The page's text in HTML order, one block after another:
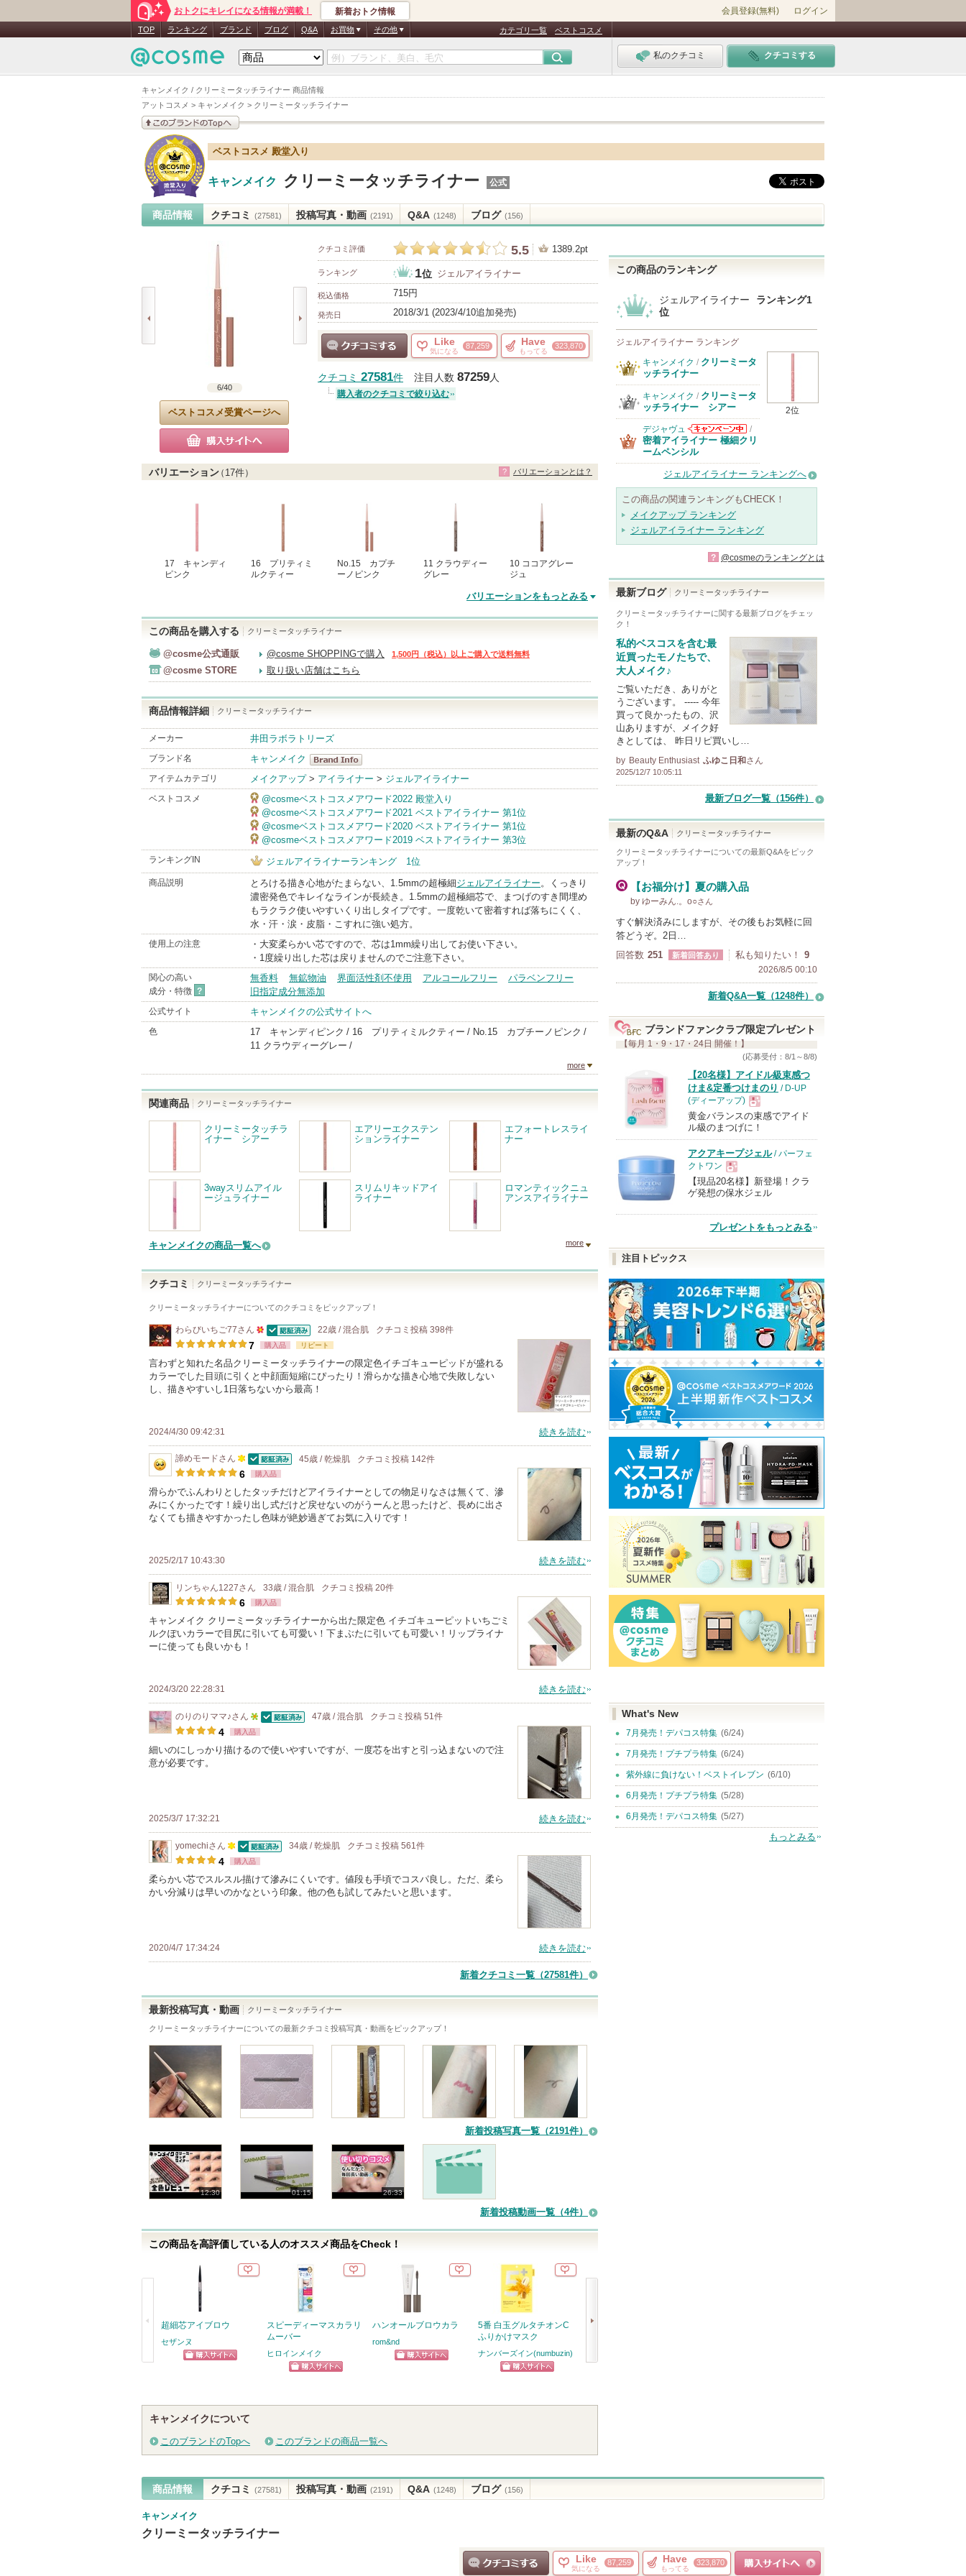
キャンメイク / クリーミータッチライナー 商品情報
アットコスメ > キャンメイク > クリーミータッチライナー
おトクにキレイになる情報が満載！ 新着おトク情報 会員登録(無料) ログイン
TOP ランキング ブランド ブログ Q&A お買物 その他 カテゴリ一覧 ベストコスメ
私のクチコミ クチコミする
このブランドの情報を
見る
ベストコスメ 殿堂入り
キャンメイク クリーミータッチライナー 公式
商品情報 クチコミ (27581) 投稿写真・動画 (2191) Q&A (1248) ブログ (156)
6/40
ベストコスメ受賞ページへ
購入サイトへ
クチコミ評価 5.5 1389.2pt
ランキング 1位 ジェルアイライナー
税込価格 715円
発売日 2018/3/1 (2023/4/10追加発売)
Like
気になる
87,259 Have
もってる
323,870
クチコミ 27581件 注目人数 87259人
購入者のクチコミで絞り込む
バリエーション（ 17件）
17 キャンディ
ピンク
16 プリティミ
ルクティー
No.15 カプチ
ーノピンク
11 クラウディー
グレー
10 ココアグレー
ジュ
バリエーションをもっとみる
バリエーションとは？
この商品を購入する クリーミータッチライナー
@cosme公式通販 @cosme SHOPPINGで購入 1,500円（税込）以上ご購入で送料無料
@cosme STORE 取り扱い店舗はこちら
商品情報詳細 クリーミータッチライナー
メーカー 井田ラボラトリーズ
ブランド名
キャンメイク
キャンメイク
BrandInfo
アイテムカテゴリ メイクアップ> アイライナー > ジェルアイライナー
ベストコスメ
@cosmeベストコスメアワード2022 殿堂入り
@cosmeベストコスメアワード2021 ベストアイライナー 第1位
@cosmeベストコスメアワード2020 ベストアイライナー 第1位
@cosmeベストコスメアワード2019 ベストアイライナー 第3位
ランキングIN ジェルアイライナーランキング 1位
商品説明 とろける描き心地がたまらない、1.5mmの超極細ジェルアイライナー。くっきり
濃密発色でキレイなラインが長続き。1.5mmの超極細芯で、まつげのすき間埋め
もラクラク使いやすいくり出しタイプです。一度乾いて密着すれば落ちにくく、
水・汗・涙・皮脂・こすれに強い処方。
使用上の注意
・大変柔らかい芯ですので、芯は1mm繰り出してお使い下さい。
・1度繰り出した芯は戻りませんのでご注意下さい。
関心の高い
成分・特徴 ?
無香料 無鉱物油 界面活性剤不使用 アルコールフリー
パラベンフリー
旧指定成分無添加
公式サイト キャンメイクの公式サイトへ
色 17 キャンディピンク 16 プリティミルクティー
No.15 カプチーノピンク
11 クラウディーグレー
more
関連商品 クリーミータッチライナー
クリーミータッチラ
イナー シアー
エアリーエクステン
ションライナー
エフォートレスライ
ナー
3wayスリムアイル
ージュライナー
スリムリキッドアイ
ライナー
ロマンティックニュ
アンスアイライナー
キャンメイクの商品一覧へ more
クチコミ クリーミータッチライナー
クリーミータッチライナーについてのクチコミをピックアップ！
わらびいちご77さん
50
人
以
上
ン
バ
ー
に
お
り
登
録
さ
ま
す
認証済
22歳 / 混合肌 クチコミ投稿 398件
7 購入品 リピート
言わずと知れた名品クリーミータッチライナーの限定色イチゴキューピッドが盛れる
カラーでした目頭に引くと中顔面短縮にぴったり！滑らかな描き心地で失敗しない
し、描きやすいし1日落ちないから最高！
2024/4/30 09:42:31 続きを読む
諦めモードさん
100
人
以
上
ン
バ
ー
に
お
り
登
録
ま
す
認証済
45歳 / 乾燥肌 クチコミ投稿 142件
6 購入品
滑らかでふんわりとしたタッチだけどアイライナーとしての物足りなさは無くて、滲
みにくかったです！繰り出し式だけど戻せないのがうーんと思ったけど、長めに出さ
なくても描きやすかったし色味が絶妙過ぎてお気に入りです！
2025/2/17 10:43:30 続きを読む
リンちゃん1227さん 33歳 / 混合肌 クチコミ投稿 20件
6 購入品
キャンメイク クリーミータッチライナーから出た限定色 イチゴキューピットいちごミ
ルクぽいカラーで目尻に引いても可愛い！下まぶたに引いても可愛い！リップライナ
ーに使っても良いかも！
2024/3/20 22:28:31 続きを読む
のりのりママ♪さん
5
人
ン
バ
ー
に
録
て
い
す
47歳 / 混合肌 クチコミ投稿 51件
4 購入品
細いのにしっかり描けるので使いやすいですが、一度芯を出すと引っ込まないので注
意が必要です。
2025/3/7 17:32:21 続きを読む
yomechiさん
100
人
以
ン
ー
に
お
す
認証済
34歳 / 乾燥肌 クチコミ投稿 561件
4 購入品
柔らかい芯でスルスル描けて滲みにくいです。値段も手頃でコスパ良し。ただ、柔ら
かい分減りは早いのかなという印象。他の色も試してみたいと思います。
2020/4/7 17:34:24 続きを読む
新着クチコミ一覧 （27581件）
最新投稿写真・動画 クリーミータッチライナー
クリーミータッチライナーについての最新クチコミ投稿写真・動画をピックアップ！
新着投稿写真一覧（2191件）
12:30 01:15 26:33
新着投稿動画一覧（4件）
この商品を高評価している人のオススメ商品をCheck！
超細芯アイブロウ
セザンヌ
スピーディーマスカラリ
ムーバー
ヒロインメイク
ハンオールブロウカラ
rom&nd
5番 白玉グルタチオンC
ふりかけマスク
ナンバーズイン(numbuzin)
リップモンスター
キャンメイクについて
このブランドのTopへ このブランドの商品一覧へ
この商品のランキング
ジェルアイライナー
ランキング1
位
ジェルアイライナー ランキング
2位
キャンメイク / クリーミータ
ッチライナー
キャンメイク / クリーミータ
ッチライナー シアー
デジャヴュ
デジャヴュから
のお知らせがあ
/
密着アイライナー 極細クリ
ームペンシル
ジェルアイライナー ランキングへ
この商品の関連ランキングもCHECK！
メイクアップ ランキング
ジェルアイライナー ランキング
? @cosmeのランキングとは
最新ブログ クリーミータッチライナー
クリーミータッチライナーに関する最新ブログをチェッ
ク！
私的ベスコスを含む最
近買ったモノたちで、
大人メイク♪
ご覧いただき、ありがと
うございます。 ----- 今年
買って良かったもの、沢
山ありますが、メイク好
きとしては、 昨日リピ買いし…
by Beauty Enthusiast ふゆこ日和 さん
2025/12/7 10:05:11
最新ブログ一覧（156件）
最新のQ&A クリーミータッチライナー
クリーミータッチライナーについての最新Q&Aをピック
アップ！
【お福分け】夏の購入品
by ゆーみん.。o○さん
すぐ解決済みにしますが、その後もお気軽に回
答どうぞ。2日…
回答数 251 新着回答あり 私も知りたい！ 9
2026/8/5 00:10
新着Q&A一覧（1248件）
ブランドファンクラブ限定プレゼント
【毎月 1・9・17・24日 開催！】
(応募受付：8/1～8/8)
【20名様】アイドル級束感つ
けま&定番つけまのり / D-UP
(ディーアップ)
現
品
黄金バランスの束感でアイド
ル級のまつげに！
アクアキープジェル/ パーフェ
クトワン
現
品
【現品20名様】新登場！クラ
ゲ発想の保水ジェル
プレゼントをもっとみる
注目トピックス
What's New
7月発売！デパコス特集 (6/24)
7月発売！プチプラ特集 (6/24)
紫外線に負けない！ベストイレブン (6/10)
6月発売！プチプラ特集 (5/28)
6月発売！デパコス特集 (5/27)
もっとみる
商品情報 クチコミ (27581) 投稿写真・動画 (2191) Q&A (1248) ブログ (156)
キャンメイク
クリーミータッチライナー
Like
気になる
87,259 Have
もってる
323,870